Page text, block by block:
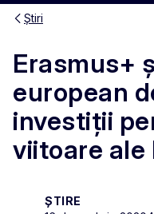
Știri
Erasmus+
european
investiții
viitoare ale
ȘTIRE